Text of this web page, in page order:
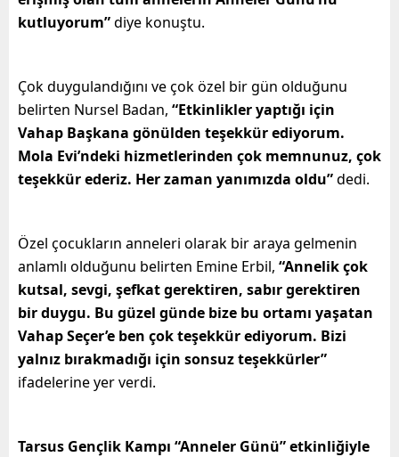
kutluyorum”diye konuştu.
Çok duygulandığını ve çok özel bir gün olduğunu
belirten Nursel Badan, “Etkinlikler yaptığı için
Vahap Başkana gönülden teşekkür ediyorum.
Mola Evi’ndeki hizmetlerinden çok memnunuz, çok
teşekkür ederiz. Her zaman yanımızda oldu”dedi.
Özel çocukların anneleri olarak bir araya gelmenin
anlamlı olduğunu belirten Emine Erbil, “Annelik çok
kutsal, sevgi, şefkat gerektiren, sabır gerektiren
bir duygu. Bu güzel günde bize bu ortamı yaşatan
Vahap Seçer’e ben çok teşekkür ediyorum. Bizi
yalnız bırakmadığı için sonsuz teşekkürler”
ifadelerine yer verdi.
Tarsus Gençlik Kampı “Anneler Günü” etkinliğiyle